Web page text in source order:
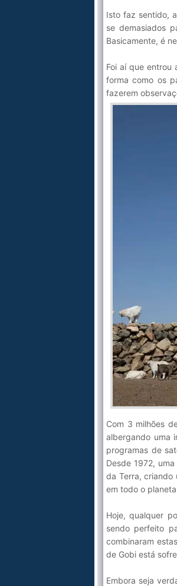
Isto faz sentido,
se demasiados
Basicamente, é
Foi aí que entrou
forma como os
fazerem
Com 3 milhões
albergando uma
programas de
Desde 1972,
da Terra, criando
em todo o
Hoje, qualquer
sendo perfeito
combinaram
de Gobi está
Embora seja